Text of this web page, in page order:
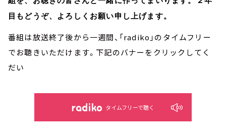
目もどうぞ、よろしくお願い申し上げます。
番組は放送終了後から一週間、「radiko」のタイムフリー
でお聴きいただけます。下記のバナーをクリックしてく
だい
タイムフリーで聴く